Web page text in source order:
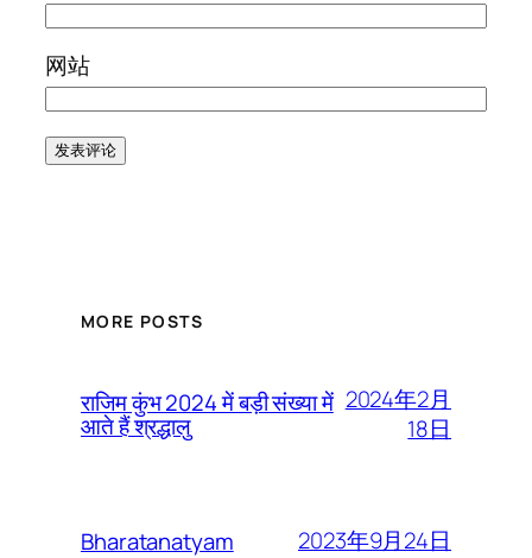
网站
MORE POSTS
राजिम कुंभ 2024 में बड़ी संख्या में
आते हैं श्रद्धालु
2024年2月
18日
Bharatanatyam 2023年9月24日